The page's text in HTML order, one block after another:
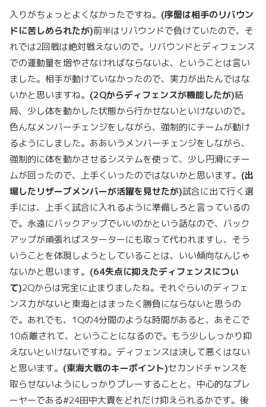
入りがちょっとよくなかったですね。 (序盤は相手のリバウン
ドに苦しめられたが)前半はリバウンドで負けていたので、そ
れでは2回戦は絶対戦えないので。リバウンドとディフェンス
での運動量を増やさなければならないよ、ということは言い
ました。相手が動けていなかったので、実力が出たんではな
いかと思いますね。 (2Qからディフェンスが機能したが)結
局、少し体を動かした状態から行かせないといけないので。
色んなメンバーチェンジをしながら、強制的にチームが動け
るようにしました。ああいうメンバーチェンジをしながら、
強制的に体を動かさせるシステムを使って、少し円滑にチー
ムが回ったので、上手くいったのではないかと思います。 (出
場したリザーブメンバーが活躍を見せたが)試合に出て行く選
手には、上手く試合に入れるように準備しろと言っているの
で。永遠にバックアップでいいのかという話なので、バック
アップが頑張ればスターターにも取って代われますし、そう
いうことを体現しようとしていることは、いい傾向なんじゃ
ないかと思います。 (64失点に抑えたディフェンスについ
て)2Qからは完全に止まりましたね。それぐらいのディフェ
ンス力がないと東海とはまったく勝負にならないと思うの
で。あれでも、1Qの4分間のような時間があると、あそこで
10点離されて、ということになるので。もう少ししっかり抑
えないといけないですね。ディフェンスは決して悪くはない
と思います。 (東海大戦のキーポイント)セカンドチャンスを
取らせないようにしっかりプレーすることと、中心的なプレ
ーヤーである#24田中大貴をどれだけ抑えられるかです。後